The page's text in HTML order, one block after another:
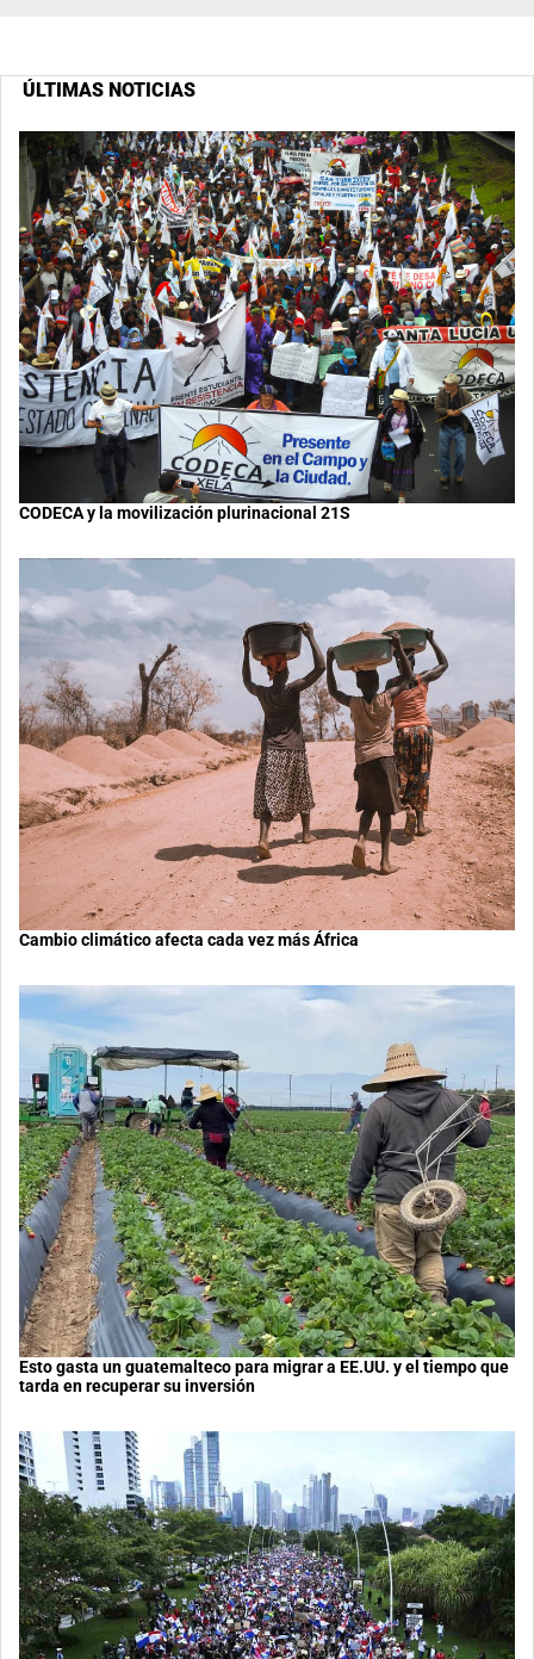
ÚLTIMAS NOTICIAS
CODECA y la movilización plurinacional 21S
Cambio climático afecta cada vez más África
Esto gasta un guatemalteco para migrar a EE.UU. y el tiempo que
tarda en recuperar su inversión